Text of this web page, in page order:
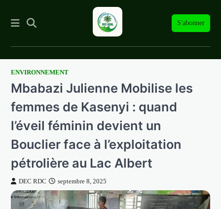
S'abonner
SkipENVIRONNEMENT
Mbabazi Julienne Mobilise les
femmes de Kasenyi : quand
l’éveil féminin devient un
Bouclier face à l’exploitation
pétrolière au Lac Albert
DEC RDC septembre 8, 2025